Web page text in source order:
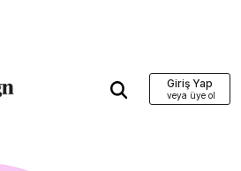
Giriş Yap